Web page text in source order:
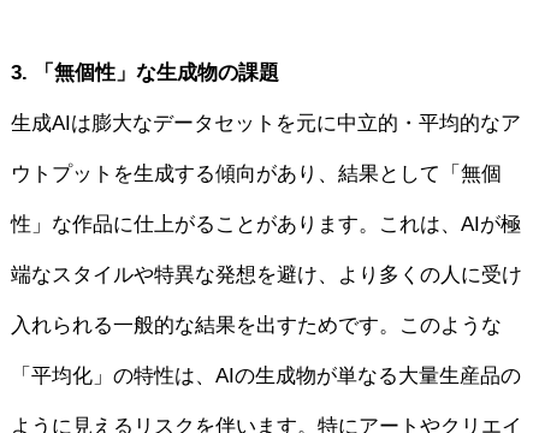
3. 「無個性」な生成物の課題
生成AIは膨大なデータセットを元に中立的・平均的なア
ウトプットを生成する傾向があり、結果として「無個
性」な作品に仕上がることがあります。これは、AIが極
端なスタイルや特異な発想を避け、より多くの人に受け
入れられる一般的な結果を出すためです。このような
「平均化」の特性は、AIの生成物が単なる大量生産品の
ように見えるリスクを伴います。特にアートやクリエイ